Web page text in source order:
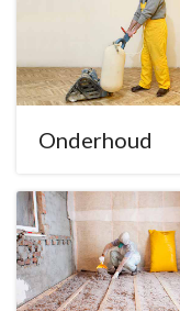
Onderhoud